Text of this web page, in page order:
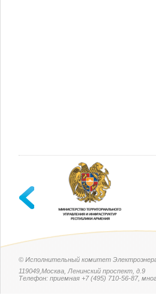
© Исполнительный комитет
119049,Москва, Ленинский проспект, д.9
Телефон: приемная +7 (495) 710-56-87,